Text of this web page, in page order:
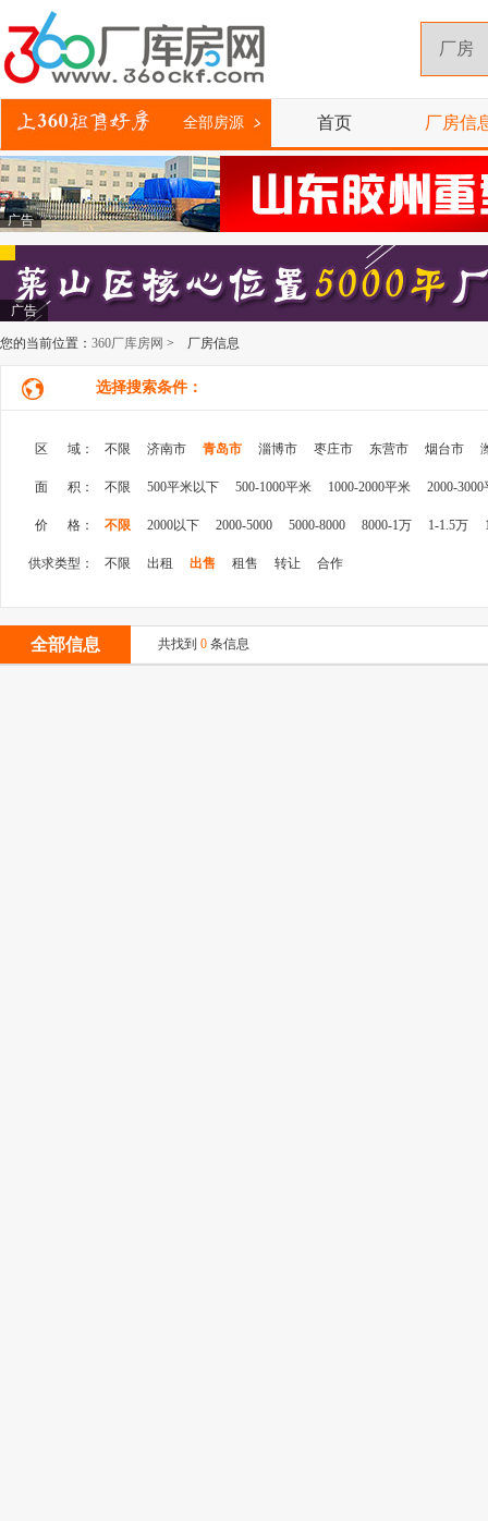
全部房源 首页 厂房信
广告
广告
您的当前位置： 360厂库房网 > 厂房信息
选择搜索条件：
区 域： 不限 济南市 青岛市 淄博市 枣庄市 东营市 烟台市
面 积： 不限 500平米以下 500-1000平米 1000-2000平米 2000-3000
价 格： 不限 2000以下 2000-5000 5000-8000 8000-1万 1-1.5万
供求类型： 不限 出租 出售 租售 转让 合作
全部信息 共找到 0 条信息